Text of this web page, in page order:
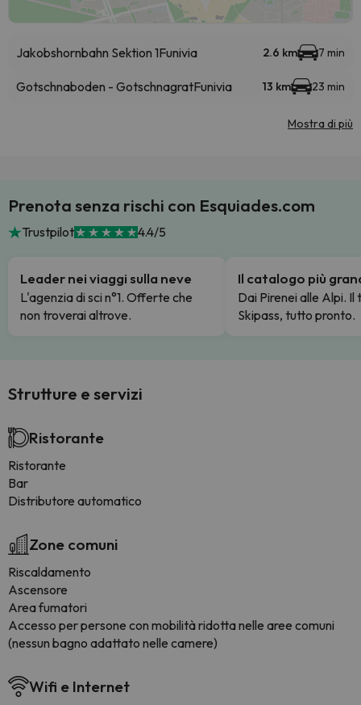
Jakobshornbahn Sektion 1Funivia 2.6 km 7 min
Gotschnaboden - GotschnagratFunivia 13 km 23 min
Mostra di più
Prenota senza rischi con Esquiades.com
Trustpilot 4.4/5
Leader nei viaggi sulla neve
L'agenzia di sci n°1. Offerte che
non troverai altrove.
Il catalogo più
Dai Pirenei alle Alpi. Il
Skipass, tutto pronto.
Strutture e servizi
Ristorante
Ristorante
Bar
Distributore automatico
Zone comuni
Riscaldamento
Ascensore
Area fumatori
Accesso per persone con mobilità ridotta nelle aree comuni
(nessun bagno adattato nelle camere)
Wifi e Internet